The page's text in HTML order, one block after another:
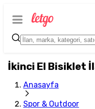
İkinci El Bisiklet
Anasayfa
Spor & Outdoor